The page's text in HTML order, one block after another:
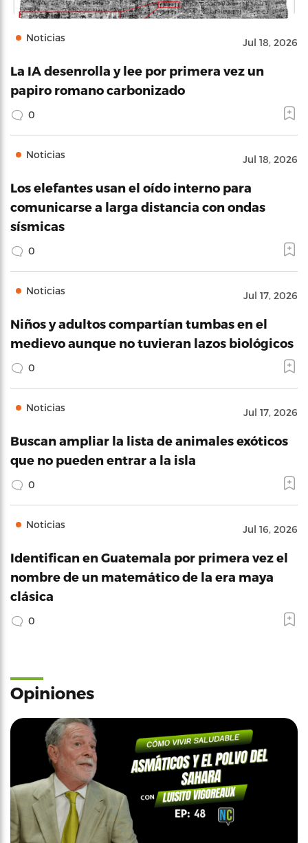
Noticias Jul 18, 2026
La IA desenrolla y lee por primera vez un
papiro romano carbonizado
0
Noticias Jul 18, 2026
Los elefantes usan el oído interno para
comunicarse a larga distancia con ondas
sísmicas
0
Noticias Jul 17, 2026
Niños y adultos compartían tumbas en el
medievo aunque no tuvieran lazos biológicos
0
Noticias Jul 17, 2026
Buscan ampliar la lista de animales exóticos
que no pueden entrar a la isla
0
Noticias Jul 16, 2026
Identifican en Guatemala por primera vez el
nombre de un matemático de la era maya
clásica
0
Opiniones